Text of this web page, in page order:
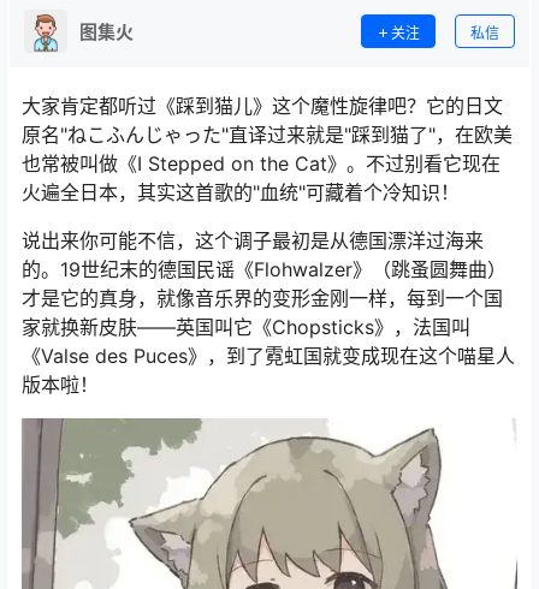
图集火 关注 私信
大家肯定都听过《踩到猫儿》这个魔性旋律吧？它的日文
原名"ねこふんじゃった"直译过来就是"踩到猫了"，在欧美
也常被叫做《I Stepped on the Cat》。不过别看它现在
火遍全日本，其实这首歌的"血统"可藏着个冷知识！
说出来你可能不信，这个调子最初是从德国漂洋过海来
的。19世纪末的德国民谣《Flohwalzer》（跳蚤圆舞曲）
才是它的真身，就像音乐界的变形金刚一样，每到一个国
家就换新皮肤——英国叫它《Chopsticks》，法国叫
《Valse des Puces》，到了霓虹国就变成现在这个喵星人
版本啦！